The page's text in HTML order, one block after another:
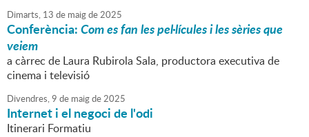
Dimarts, 13 de maigde2025
Conferència:Com es fan les pel·lícules i les sèries que
veiem
a càrrec de Laura Rubirola Sala, productora executiva de
cinema i televisió
Divendres,9 de maigde2025
Internet i el negoci de l'odi
Itinerari Formatiu